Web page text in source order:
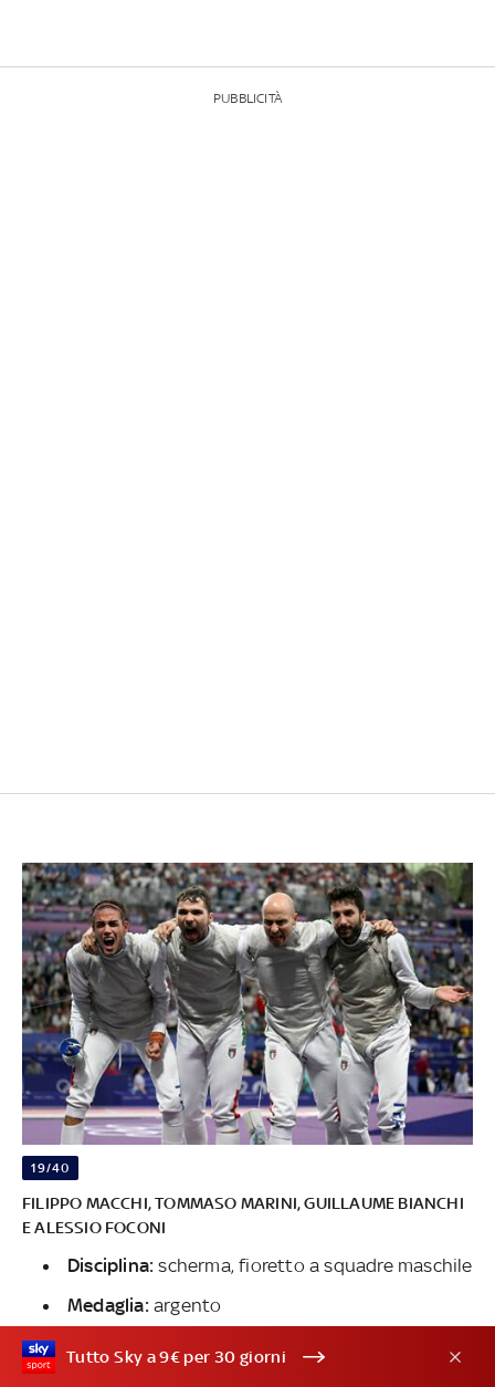
PUBBLICITÀ
19/40
FILIPPO MACCHI, TOMMASO MARINI, GUILLAUME BIANCHI
E ALESSIO FOCONI
Disciplina:scherma, fioretto a squadre maschile
Medaglia:argento
Tutto Sky a 9€ per 30 giorni